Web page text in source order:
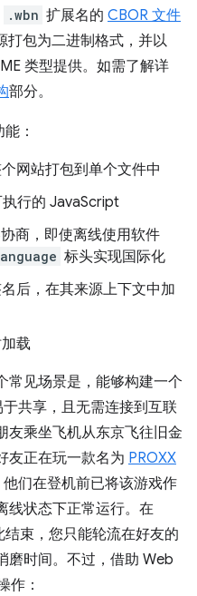
.wbn 扩展名的 CBOR 文件
打包为二进制格式，并以
类型提供。如需了解详
部分。
：
网站打包到单个文件中
行的 JavaScript
商，即使离线使用软件
标头实现国际化
后，在其来源上下文中加
载
常见场景是，能够构建一个
共享，且无需连接到互联
友乘坐飞机从东京飞往旧金
友正在玩一款名为 PROXX
们在登机前已将该游戏作
线状态下正常运行。在
束，您只能轮流在好友的
磨时间。不过，借助 Web
作：